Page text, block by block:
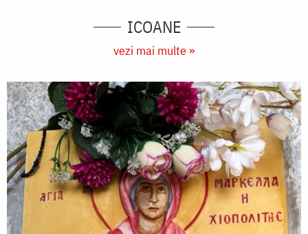
ICOANE
vezi mai multe »